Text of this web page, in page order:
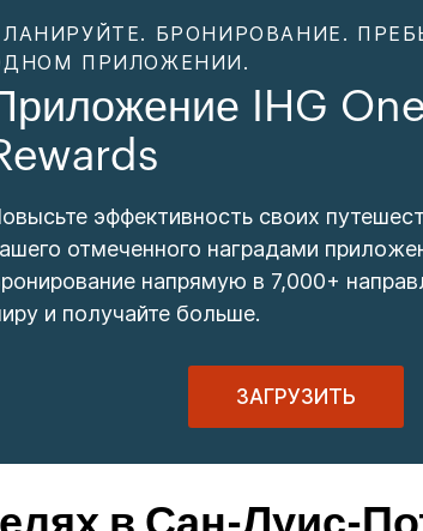
БРОНИРОВАНИЕ.
ПРИЛОЖЕНИИ.
IHG One
эффективность своих
отмеченного наградами
напрямую в 7,000+
и получайте больше.
ЗАГРУЗИТЬ